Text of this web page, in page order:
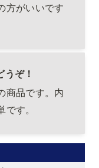
方がいいです
ぞ！
商品です。内
す。